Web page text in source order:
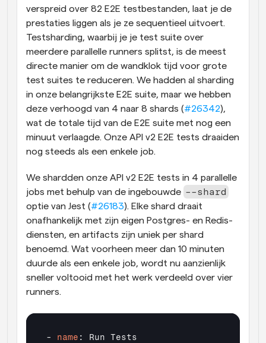
verspreid over 82 E2E testbestanden, laat je de
prestaties liggen als je ze sequentieel uitvoert.
Testsharding, waarbij je je test suite over
meerdere parallelle runners splitst, is de meest
directe manier om de wandklok tijd voor grote
test suites te reduceren. We hadden al sharding
in onze belangrijkste E2E suite, maar we hebben
deze verhoogd van 4 naar 8 shards (#26342),
wat de totale tijd van de E2E suite met nog een
minuut verlaagde. Onze API v2 E2E tests draaiden
nog steeds als een enkele job.
We shardden onze API v2 E2E tests in 4 parallelle
jobs met behulp van de ingebouwde --shard
optie van Jest (#26183). Elke shard draait
onafhankelijk met zijn eigen Postgres- en Redis-
diensten, en artifacts zijn uniek per shard
benoemd. Wat voorheen meer dan 10 minuten
duurde als een enkele job, wordt nu aanzienlijk
sneller voltooid met het werk verdeeld over vier
runners.
- name